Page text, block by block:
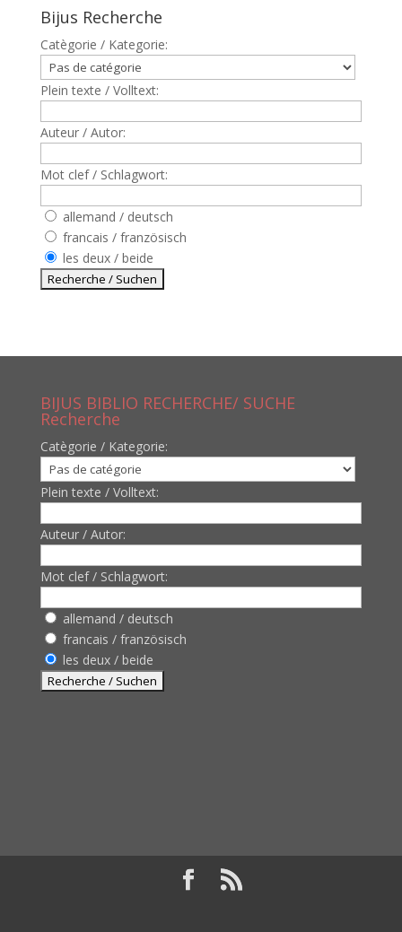
Bijus Recherche
Catègorie / Kategorie:
Plein texte / Volltext:
Auteur / Autor:
Mot clef / Schlagwort:
allemand / deutsch
francais / französisch
les deux / beide
BIJUS BIBLIO RECHERCHE/ SUCHE
Recherche
Catègorie / Kategorie:
Plein texte / Volltext:
Auteur / Autor:
Mot clef / Schlagwort:
allemand / deutsch
francais / französisch
les deux / beide